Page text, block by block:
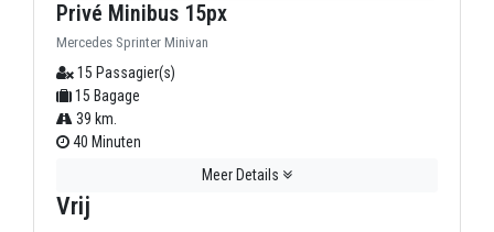
Privé Minibus 15px
Mercedes Sprinter Minivan
15 Passagier(s)
15 Bagage
39 km.
40 Minuten
Meer Details
Vrij